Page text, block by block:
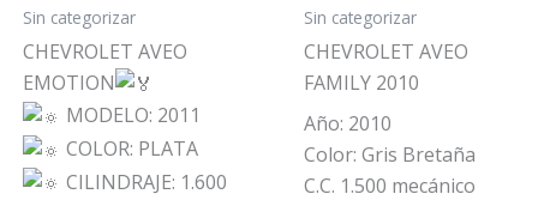
5
Sin categorizar
CHEVROLET AVEO
EMOTION
MODELO: 2011
COLOR: PLATA
CILINDRAJE: 1.600
5
Sin categorizar
CHEVROLET AVEO
FAMILY 2010
Año: 2010
Color: Gris Bretaña
C.C. 1.500 mecánico